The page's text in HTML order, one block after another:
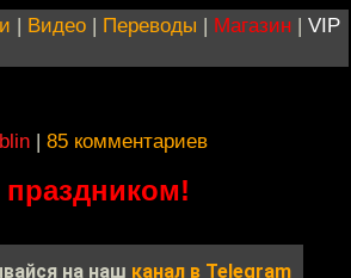
| Видео | Переводы | Магазин | VIP
| 85 комментариев
на наш канал в Telegram